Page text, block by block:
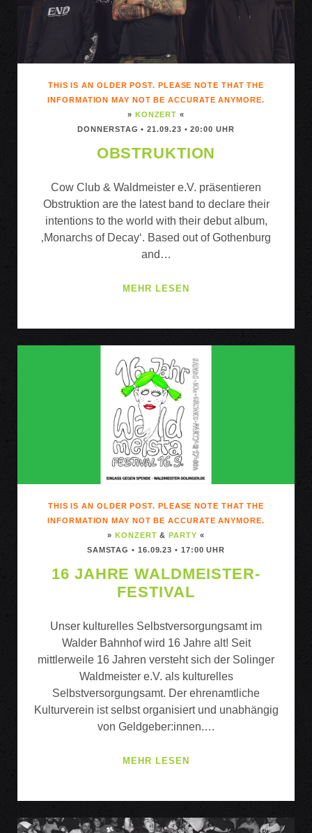
THIS IS AN OLDER POST. PLEASE NOTE THAT THE
INFORMATION MAY NOT BE ACCURATE ANYMORE.
» KONZERT «
DONNERSTAG • 21.09.23 • 20:00 UHR
OBSTRUKTION
Cow Club & Waldmeister e.V. präsentieren
Obstruktion are the latest band to declare their
intentions to the world with their debut album,
‚Monarchs of Decay‘. Based out of Gothenburg
and…
MEHR LESEN
THIS IS AN OLDER POST. PLEASE NOTE THAT THE
INFORMATION MAY NOT BE ACCURATE ANYMORE.
» KONZERT & PARTY «
SAMSTAG • 16.09.23 • 17:00 UHR
16 JAHRE WALDMEISTER-
FESTIVAL
Unser kulturelles Selbstversorgungsamt im
Walder Bahnhof wird 16 Jahre alt! Seit
mittlerweile 16 Jahren versteht sich der Solinger
Waldmeister e.V. als kulturelles
Selbstversorgungsamt. Der ehrenamtliche
Kulturverein ist selbst organisiert und unabhängig
von Geldgeber:innen.…
MEHR LESEN